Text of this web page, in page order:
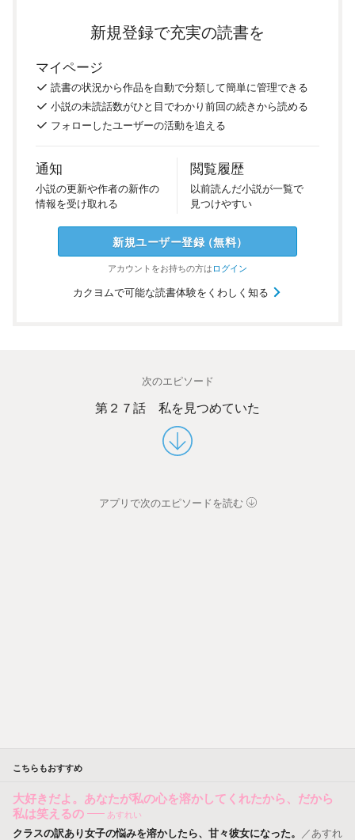
新規登録で充実の読書を
マイページ
読書の状況から作品を自動で分類して簡単に管理できる
小説の未読話数がひと目でわかり前回の続きから読める
フォローしたユーザーの活動を追える
通知
小説の更新や作者の新作の
情報を受け取れる
閲覧履歴
以前読んだ小説が一覧で
見つけやすい
新規ユーザー登録（無料）
アカウントをお持ちの方はログイン
カクヨムで可能な読書体験をくわしく知る
次のエピソード
第２７話 私を見つめていた
アプリで次のエピソードを読む
こちらもおすすめ
大好きだよ。あなたが私の心を溶かしてくれたから、だから
私は笑えるの
あすれい
クラスの訳あり女子の悩みを溶かしたら、甘々彼女になった。 ／あすれ